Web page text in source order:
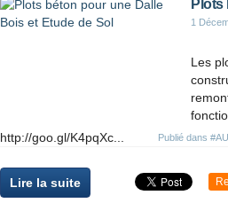
Plots
1
Publié dans
Les
http://goo.gl/K4pqXc...
Lire la suite